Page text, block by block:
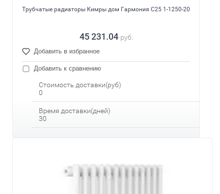
Трубчатые радиаторы Кимры дом Гармония С25 1-1250-20
45 231.04 руб.
Добавить в избранное
Добавить к сравнению
Стоимость доставки(руб)
0
Время доставки(дней)
30